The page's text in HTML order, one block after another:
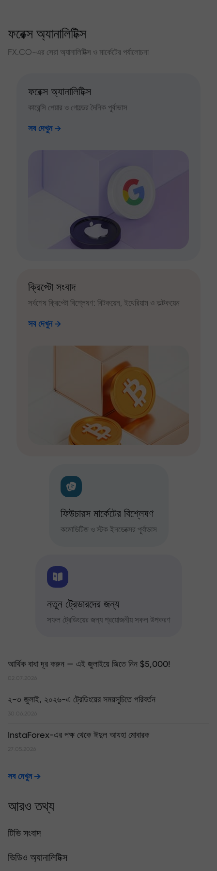
ফরেক্স অ্যানালিটিক্স
FX.CO-এর সেরা অ্যানালিটিক্স ও মার্কেটের পর্যালোচনা
ফরেক্স অ্যানালিটিক্স
কারেন্সি পেয়ার ও গোল্ডের দৈনিক পূর্বাভাস
সব দেখুন
ক্রিপ্টো সংবাদ
সর্বশেষ ক্রিপ্টো বিশ্লেষণ: বিটকয়েন, ইথেরিয়াম ও অল্টকয়েন
সব দেখুন
ফিউচারস মার্কেটের বিশ্লেষণ
কমোডিটিজ ও স্টক ইনডেক্সের পূর্বাভাস
নতুন ট্রেডারদের জন্য
সফল ট্রেডিংয়ের জন্য প্রয়োজনীয় সকল উপকরণ
আর্থিক বাধা দূর করুন — এই জুলাইয়ে জিতে নিন $5,000!
02.07.2026
২-৩ জুলাই, ২০২৬-এ ট্রেডিংয়ের সময়সূচিতে পরিবর্তন
30.06.2026
InstaForex-এর পক্ষ থেকে ঈদুল আযহা মোবারক
27.05.2026
সব দেখুন
আরও তথ্য
টিভি সংবাদ
ভিডিও অ্যানালিটিক্স